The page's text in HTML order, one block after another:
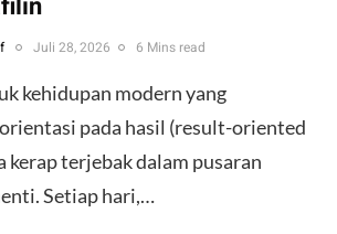
Juli 28, 2026 6 Mins read
kehidupan modern yang
pada hasil (result-oriented
kerap terjebak dalam pusaran
Setiap hari,…